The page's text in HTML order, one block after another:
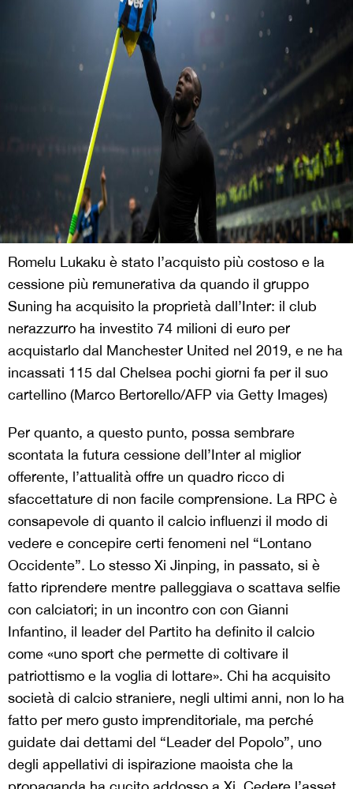
Romelu Lukaku è stato l’acquisto più costoso e la
cessione più remunerativa da quando il gruppo
Suning ha acquisito la proprietà dall’Inter: il club
nerazzurro ha investito 74 milioni di euro per
acquistarlo dal Manchester United nel 2019, e ne ha
incassati 115 dal Chelsea pochi giorni fa per il suo
cartellino (Marco Bertorello/AFP via Getty Images)
Per quanto, a questo punto, possa sembrare
scontata la futura cessione dell’Inter al miglior
offerente, l’attualità offre un quadro ricco di
sfaccettature di non facile comprensione. La RPC è
consapevole di quanto il calcio influenzi il modo di
vedere e concepire certi fenomeni nel “Lontano
Occidente”. Lo stesso Xi Jinping, in passato, si è
fatto riprendere mentre palleggiava o scattava selfie
con calciatori; in un incontro con con Gianni
Infantino, il leader del Partito ha definito il calcio
come «uno sport che permette di coltivare il
patriottismo e la voglia di lottare». Chi ha acquisito
società di calcio straniere, negli ultimi anni, non lo ha
fatto per mero gusto imprenditoriale, ma perché
guidate dai dettami del “Leader del Popolo”, uno
degli appellativi di ispirazione maoista che la